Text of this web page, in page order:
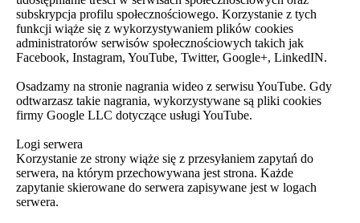
subskrypcja profilu społecznościowego. Korzystanie z tych
funkcji wiąże się z wykorzystywaniem plików cookies
administratorów serwisów społecznościowych takich jak
Facebook, Instagram, YouTube, Twitter, Google+, LinkedIN.
Osadzamy na stronie nagrania wideo z serwisu YouTube. Gdy
odtwarzasz takie nagrania, wykorzystywane są pliki cookies
firmy Google LLC dotyczące usługi YouTube.
Logi serwera
Korzystanie ze strony wiąże się z przesyłaniem zapytań do
serwera, na którym przechowywana jest strona. Każde
zapytanie skierowane do serwera zapisywane jest w logach
serwera.